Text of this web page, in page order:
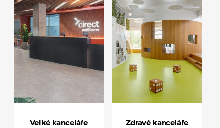
Velké kanceláře Zdravé kanceláře